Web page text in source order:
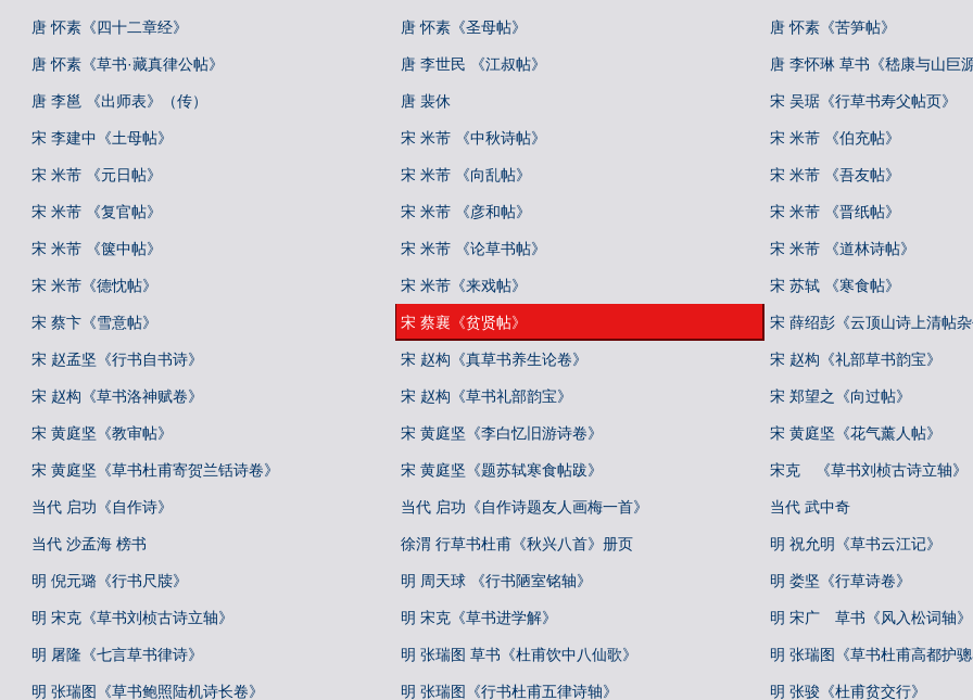
唐 怀素《四十二章经》 唐 怀素《圣母帖》 唐 怀素《苦笋帖》
唐 怀素《草书·藏真律公帖》 唐 李世民 《江叔帖》 唐 李怀琳 草书《嵇康与山巨
唐 李邕 《出师表》（传） 唐 裴休 宋 吴琚《行草书寿父帖页》
宋 李建中《土母帖》 宋 米芾 《中秋诗帖》 宋 米芾 《伯充帖》
宋 米芾 《元日帖》 宋 米芾 《向乱帖》 宋 米芾 《吾友帖》
宋 米芾 《复官帖》 宋 米芾 《彦和帖》 宋 米芾 《晋纸帖》
宋 米芾 《箧中帖》 宋 米芾 《论草书帖》 宋 米芾 《道林诗帖》
宋 米芾《德忱帖》 宋 米芾《来戏帖》 宋 苏轼 《寒食帖》
宋 蔡卞《雪意帖》 宋 蔡襄《贫贤帖》 宋 薛绍彭《云顶山诗上清帖
宋 赵孟坚《行书自书诗》 宋 赵构《真草书养生论卷》 宋 赵构《礼部草书韵宝》
宋 赵构《草书洛神赋卷》 宋 赵构《草书礼部韵宝》 宋 郑望之《向过帖》
宋 黄庭坚《教审帖》 宋 黄庭坚《李白忆旧游诗卷》 宋 黄庭坚《花气薰人帖》
宋 黄庭坚《草书杜甫寄贺兰铦诗卷》 宋 黄庭坚《题苏轼寒食帖跋》 宋克 《草书刘桢古诗立轴》
当代 启功《自作诗》 当代 启功《自作诗题友人画梅一首》 当代 武中奇
当代 沙孟海 榜书 徐渭 行草书杜甫《秋兴八首》册页 明 祝允明《草书云江记》
明 倪元璐《行书尺牍》 明 周天球 《行书陋室铭轴》 明 娄坚《行草诗卷》
明 宋克《草书刘桢古诗立轴》 明 宋克《草书进学解》 明 宋广 草书《风入松词轴》
明 屠隆《七言草书律诗》 明 张瑞图 草书《杜甫饮中八仙歌》 明 张瑞图《草书杜甫高都护
明 张瑞图《草书鲍照陆机诗长卷》 明 张瑞图《行书杜甫五律诗轴》 明 张骏《杜甫贫交行》